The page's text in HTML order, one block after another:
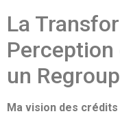
La
Perception
un
Ma vision des